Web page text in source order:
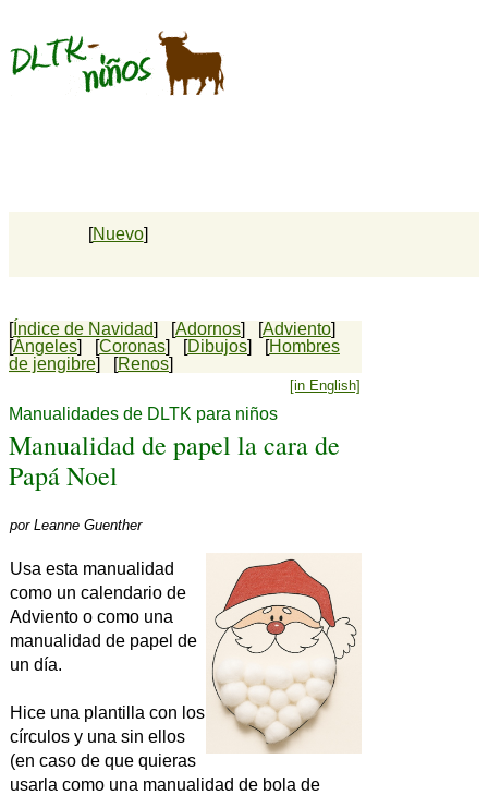
[Nuevo]
[Índice de Navidad] [Adornos] [Adviento]
[Ángeles] [Coronas] [Dibujos] [Hombres
de jengibre] [Renos]
[in English]
Manualidades de DLTK para niños
Manualidad de papel la cara de
Papá Noel
por Leanne Guenther
Usa esta manualidad
como un calendario de
Adviento o como una
manualidad de papel de
un día.
Hice una plantilla con los
círculos y una sin ellos
(en caso de que quieras
usarla como una manualidad de bola de